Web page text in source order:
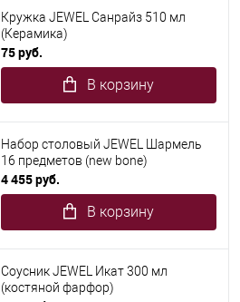
Кружка JEWEL Санрайз 510 мл
(Керамика)
75 руб.
В корзину
Набор столовый JEWEL Шармель
16 предметов (new bone)
4 455 руб.
В корзину
Соусник JEWEL Икат 300 мл
(костяной фарфор)